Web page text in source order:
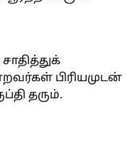
பிரியமுடன்
தரும்.